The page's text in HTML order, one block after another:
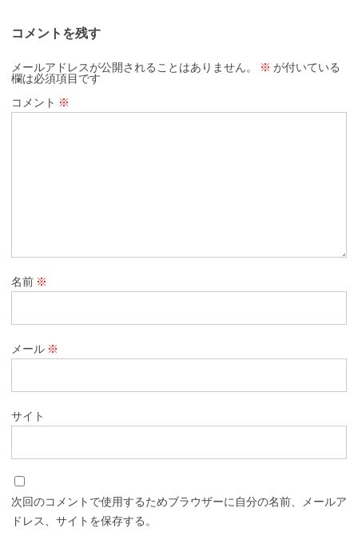
コメントを残す
メールアドレスが公開されることはありません。 ※ が付いている
欄は必須項目です
コメント ※
名前 ※
メール ※
サイト
次回のコメントで使用するためブラウザーに自分の名前、メールア
ドレス、サイトを保存する。